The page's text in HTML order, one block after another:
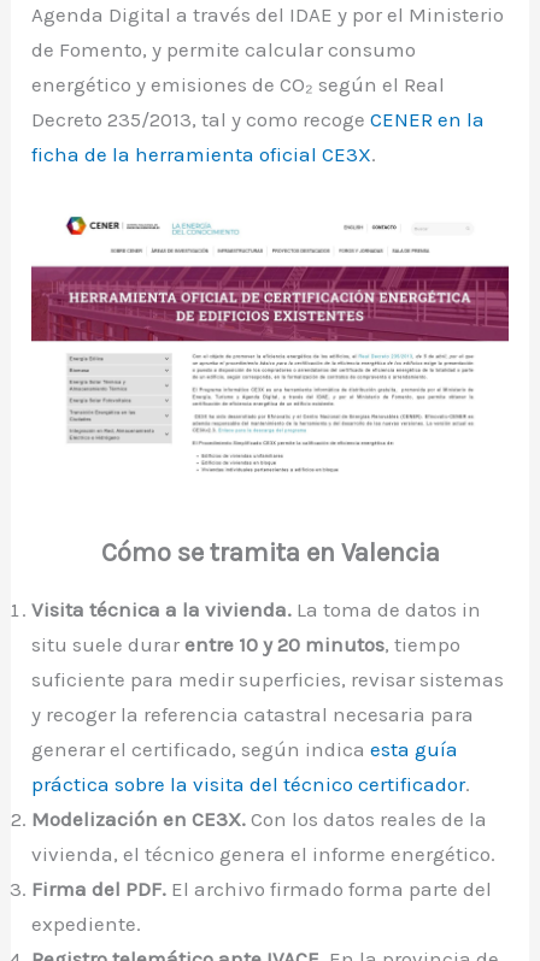
Agenda Digital a través del IDAE y por el Ministerio
de Fomento, y permite calcular consumo
energético y emisiones de CO₂ según el Real
Decreto 235/2013, tal y como recogeCENER en la
ficha de la herramienta oficial CE3X.
Cómo se tramita en Valencia
Visita técnica a la vivienda. La toma de datos in
situ suele durarentre 10 y 20 minutos, tiempo
suficiente para medir superficies, revisar sistemas
y recoger la referencia catastral necesaria para
generar el certificado, según indicaesta guía
práctica sobre la visita del técnico certificador.
Modelización en CE3X. Con los datos reales de la
vivienda, el técnico genera el informe energético.
Firma del PDF. El archivo firmado forma parte del
expediente.